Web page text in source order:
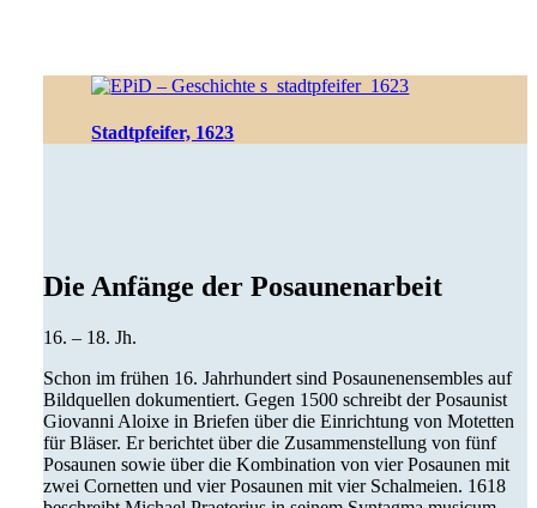
Stadtpfeifer, 1623
Die Anfänge der Posaunenarbeit
16. – 18. Jh.
Schon im frühen 16. Jahrhundert sind Posaunenensembles auf
Bildquellen dokumentiert. Gegen 1500 schreibt der Posaunist
Giovanni Aloixe in Briefen über die Einrichtung von Motetten
für Bläser. Er berichtet über die Zusammenstellung von fünf
Posaunen sowie über die Kombination von vier Posaunen mit
zwei Cornetten und vier Posaunen mit vier Schalmeien. 1618